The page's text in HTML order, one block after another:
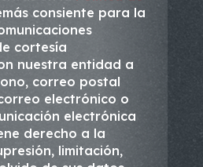
consiente para la
cortesía
nuestra entidad a
correo postal
electrónico o
electrónica
derecho a la
limitación,